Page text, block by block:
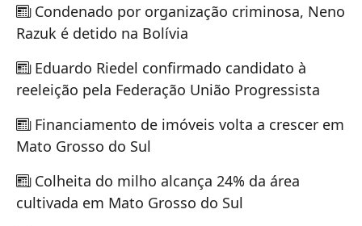
Condenado por organização criminosa, Neno
Razuk é detido na Bolívia
Eduardo Riedel confirmado candidato à
reeleição pela Federação União Progressista
Financiamento de imóveis volta a crescer em
Mato Grosso do Sul
Colheita do milho alcança 24% da área
cultivada em Mato Grosso do Sul